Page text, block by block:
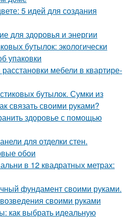
5 идей для создания
для здоровья и энергии
бутылок: экологически
упаковки
мебели в квартире-
бутылок. Сумки из
связать своими руками?
здоровье с помощью
для отделки стен.
обои
в 12 квадратных метрах:
фундамент своими руками.
своими руками
как выбрать идеальную